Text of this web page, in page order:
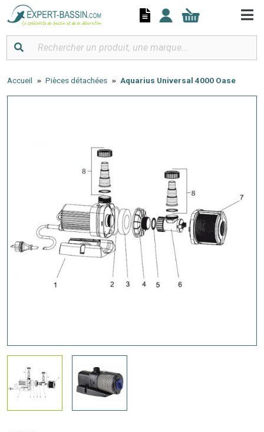
Accueil Pièces détachées Aquarius Universal 4000 Oase
Panneau de gestion des cookies